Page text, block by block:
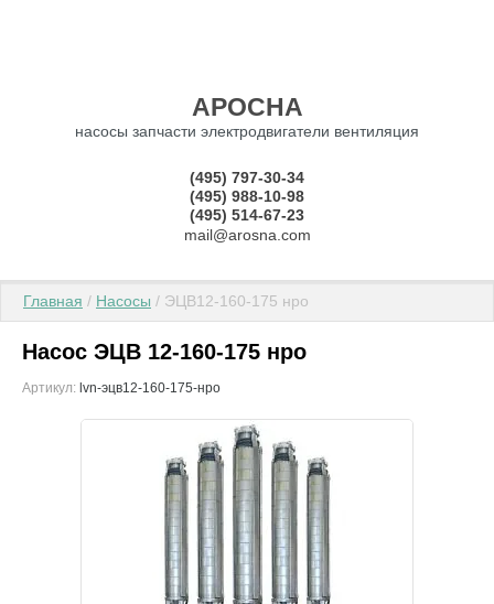
АРОСНА
насосы запчасти электродвигатели вентиляция
(495) 797-30-34
(495) 988-10-98
(495) 514-67-23
mail@arosna.com
Главная / Насосы / ЭЦВ12-160-175 нро
Насос ЭЦВ 12-160-175 нро
Артикул: lvn-эцв12-160-175-нро